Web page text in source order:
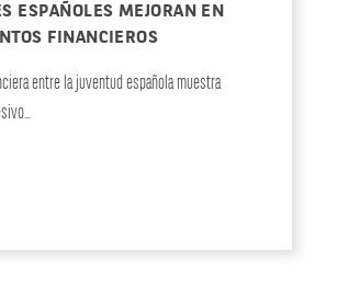
ESPAÑOLES MEJORAN EN
FINANCIEROS
entre la juventud española muestra